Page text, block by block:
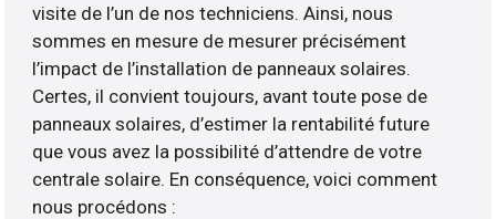
visite de l’un de nos techniciens. Ainsi, nous
sommes en mesure de mesurer précisément
l’impact de l’installation de panneaux solaires.
Certes, il convient toujours, avant toute pose de
panneaux solaires, d’estimer la rentabilité future
que vous avez la possibilité d’attendre de votre
centrale solaire. En conséquence, voici comment
nous procédons :